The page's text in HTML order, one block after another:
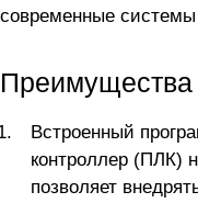
современные
Преимущества
Встроенный
контроллер (ПЛК)
позволяет